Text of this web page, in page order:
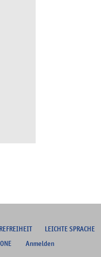
LEICHTE SPRACHE
Anmelden